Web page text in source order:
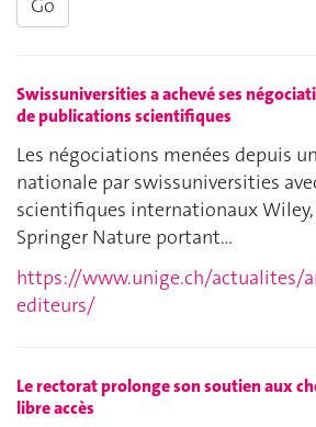
Swissuniversities a achevé ses
de publications scientifiques
Les négociations menées depuis
nationale par swissuniversities
scientifiques internationaux Wiley,
Springer Nature portant…
https://www.unige.ch/actualites/
editeurs/
Le rectorat prolonge son soutien aux
libre accès